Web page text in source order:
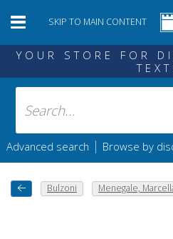
SKIP TO MAIN CONTENT
YOUR STORE FOR
Advanced search | Browse by
Bulzoni Menegale,